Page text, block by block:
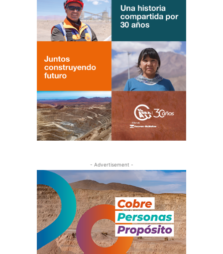
- Advertisement -